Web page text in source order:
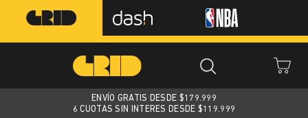
ENVÍO GRATIS DESDE $179.999
6 CUOTAS SIN INTERES DESDE $119.999